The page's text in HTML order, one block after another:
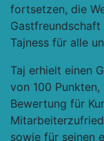
fortsetzen, die
Tajness für alle
Taj erhielt einen
von 100
Bewertung für
sowie für seinen